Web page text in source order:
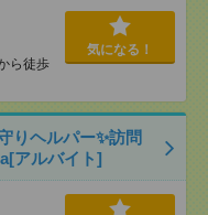
ら徒歩
気になる！
りヘルパー✨訪問
アルバイト]